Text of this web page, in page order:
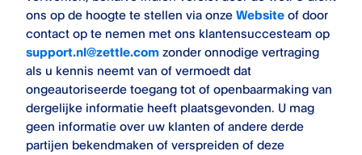
ons op de hoogte te stellen via onze Website of door
contact op te nemen met ons klantensuccesteam op
support.nl@zettle.com zonder onnodige vertraging
als u kennis neemt van of vermoedt dat
ongeautoriseerde toegang tot of openbaarmaking van
dergelijke informatie heeft plaatsgevonden. U mag
geen informatie over uw klanten of andere derde
partijen bekendmaken of verspreiden of deze